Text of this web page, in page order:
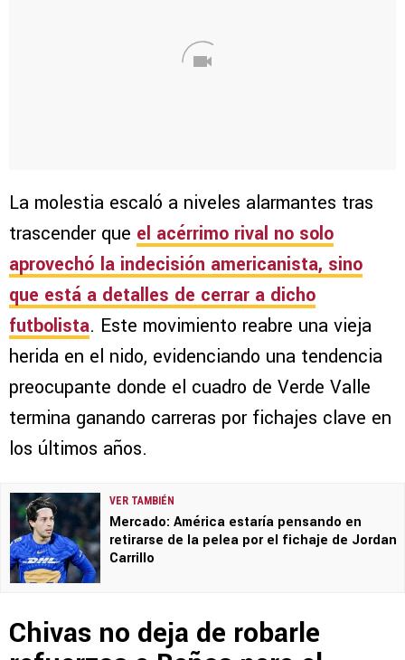
La molestia escaló a niveles alarmantes tras
trascender que el acérrimo rival no solo
aprovechó la indecisión americanista, sino
que está a detalles de cerrar a dicho
futbolista. Este movimiento reabre una vieja
herida en el nido, evidenciando una tendencia
preocupante donde el cuadro de Verde Valle
termina ganando carreras por fichajes clave en
los últimos años.
VER TAMBIÉN
Mercado: América estaría pensando en
retirarse de la pelea por el fichaje de Jordan
Carrillo
Chivas no deja de robarle